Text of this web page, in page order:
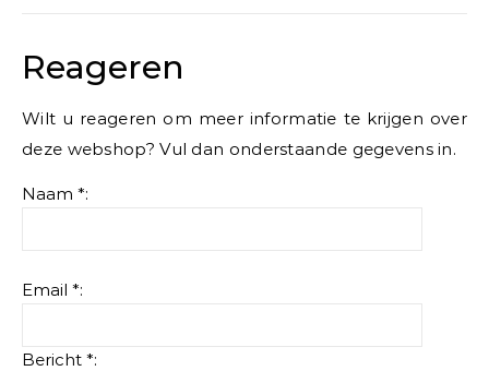
Reageren
Wilt u reageren om meer informatie te krijgen over
deze webshop? Vul dan onderstaande gegevens in.
Naam *:
Email *:
Bericht *: